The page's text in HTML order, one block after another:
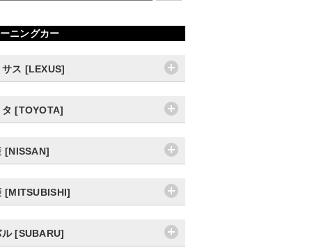
ニングカー
サス [LEXUS]
タ [TOYOTA]
[NISSAN]
[MITSUBISHI]
ル [SUBARU]